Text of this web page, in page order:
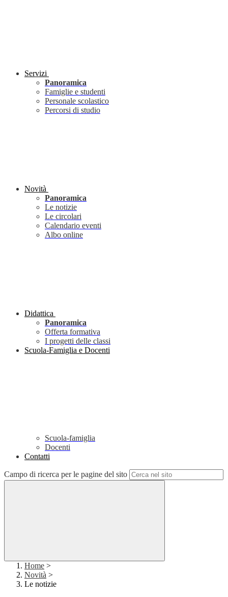
Servizi
Panoramica
Famiglie e studenti
Personale scolastico
Percorsi di studio
Novità
Panoramica
Le notizie
Le circolari
Calendario eventi
Albo online
Didattica
Panoramica
Offerta formativa
I progetti delle classi
Scuola-Famiglia e Docenti
Scuola-famiglia
Docenti
Contatti
Campo di ricerca per le pagine del sito
Home >
Novità >
Le notizie